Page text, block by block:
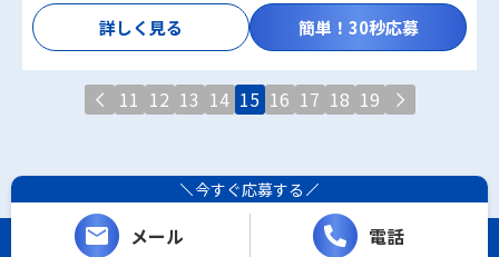
今すぐ応募する
メール 電話
詳しく見る 簡単！30秒応募
11 12 13 14 15 16 17 18 19
Copyright (C) レシーザ. All Rights Reserved.